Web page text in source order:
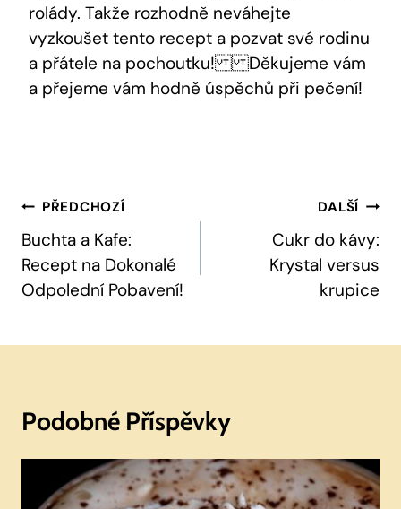
rolády. Takže rozhodně neváhejte
vyzkoušet tento recept a pozvat své rodinu
a přátele na pochoutku! Děkujeme vám
a přejeme vám hodně úspěchů při pečení!
Navigace
Pro
Příspěvek
PŘEDCHOZÍ
Buchta a Kafe:
Recept na Dokonalé
Odpolední Pobavení!
DALŠÍ
Cukr do kávy:
Krystal versus
krupice
Podobné Příspěvky